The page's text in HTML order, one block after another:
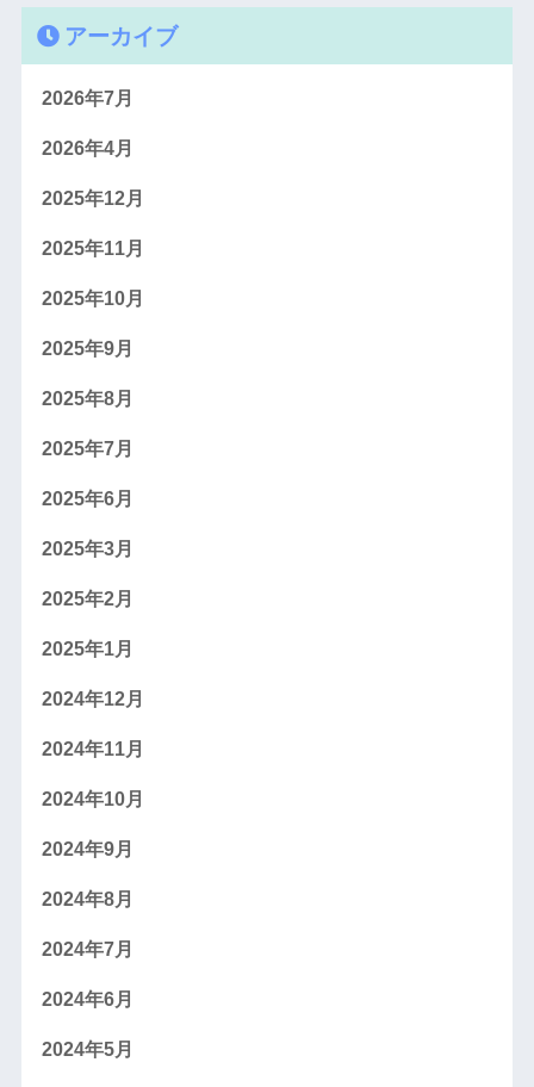
アーカイブ
2026年7月
2026年4月
2025年12月
2025年11月
2025年10月
2025年9月
2025年8月
2025年7月
2025年6月
2025年3月
2025年2月
2025年1月
2024年12月
2024年11月
2024年10月
2024年9月
2024年8月
2024年7月
2024年6月
2024年5月